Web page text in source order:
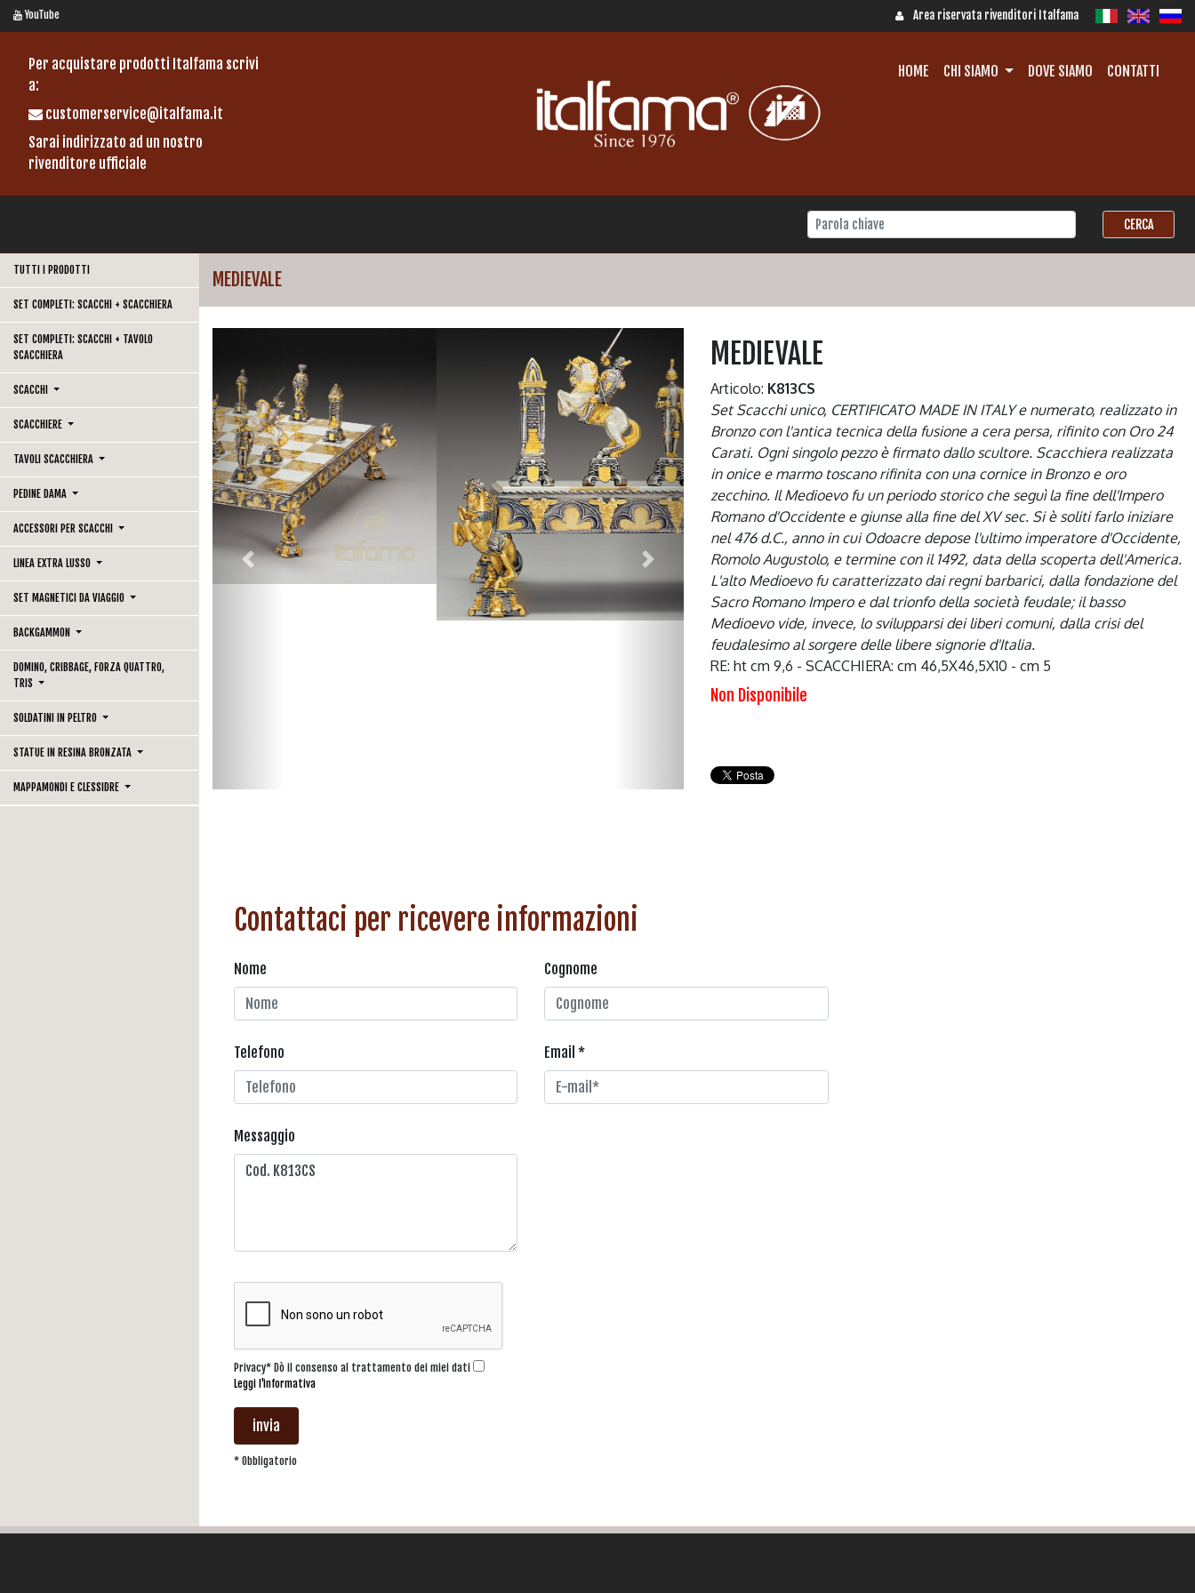
YouTube Area riservata rivenditori Italfama
Per acquistare prodotti Italfama scrivi
a:
customerservice@italfama.it
Sarai indirizzato ad un nostro
rivenditore ufficiale
HOME CHI SIAMO DOVE SIAMO CONTATTI
TUTTI I PRODOTTI
SET COMPLETI: SCACCHI + SCACCHIERA
SET COMPLETI: SCACCHI + TAVOLO
SCACCHIERA
SCACCHI
SCACCHIERE
TAVOLI SCACCHIERA
PEDINE DAMA
ACCESSORI PER SCACCHI
LINEA EXTRA LUSSO
SET MAGNETICI DA VIAGGIO
BACKGAMMON
DOMINO, CRIBBAGE, FORZA QUATTRO,
TRIS
SOLDATINI IN PELTRO
STATUE IN RESINA BRONZATA
MAPPAMONDI E CLESSIDRE
MEDIEVALE
Previous Next
MEDIEVALE
Articolo: K813CS
Set Scacchi unico, CERTIFICATO MADE IN ITALY e numerato, realizzato in
Bronzo con l'antica tecnica della fusione a cera persa, rifinito con Oro 24
Carati. Ogni singolo pezzo è firmato dallo scultore. Scacchiera realizzata
in onice e marmo toscano rifinita con una cornice in Bronzo e oro
zecchino. Il Medioevo fu un periodo storico che seguì la fine dell'Impero
Romano d'Occidente e giunse alla fine del XV sec. Si è soliti farlo iniziare
nel 476 d.C., anno in cui Odoacre depose l'ultimo imperatore d'Occidente,
Romolo Augustolo, e termine con il 1492, data della scoperta dell'America.
L'alto Medioevo fu caratterizzato dai regni barbarici, dalla fondazione del
Sacro Romano Impero e dal trionfo della società feudale; il basso
Medioevo vide, invece, lo svilupparsi dei liberi comuni, dalla crisi del
feudalesimo al sorgere delle libere signorie d'Italia.
RE: ht cm 9,6 - SCACCHIERA: cm 46,5X46,5X10 - cm 5
Non Disponibile
Contattaci per ricevere informazioni
Nome Cognome
Telefono Email *
Messaggio
Privacy* Dò il consenso al trattamento dei miei dati
Leggi l'informativa
invia
* Obbligatorio